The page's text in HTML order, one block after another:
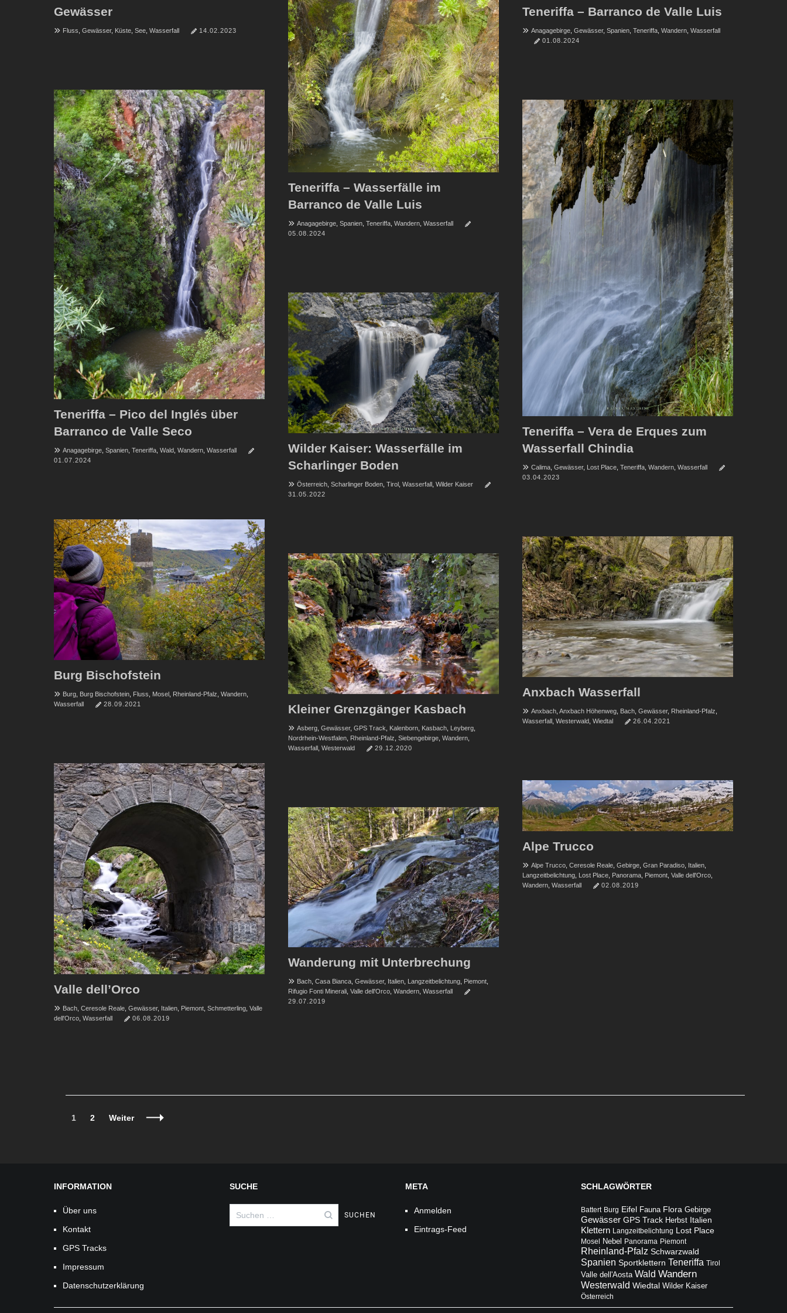
Gewässer
Fluss Gewässer, Küste See Wasserfall 14.02.2023
Teneriffa – Wasserfälle im
Barranco de Valle Luis
Anagagebirge, Spanien, Teneriffa, Wandern, Wasserfall
05.08.2024
Teneriffa – Barranco de Valle Luis
Anagagebirge, Gewässer, Spanien, Teneriffa, Wandern, Wasserfall
01.08.2024
Teneriffa – Pico del Inglés über
Barranco de Valle Seco
Anagagebirge, Spanien, Teneriffa, Wald, Wandern, Wasserfall
01.07.2024
Teneriffa – Vera de Erques zum
Wasserfall Chindia
Calima, Gewässer, Lost Place, Teneriffa, Wandern, Wasserfall
03.04.2023
Wilder Kaiser: Wasserfälle im
Scharlinger Boden
Österreich, Scharlinger Boden, Tirol, Wasserfall, Wilder Kaiser
31.05.2022
Burg Bischofstein
Burg, Burg Bischofstein, Fluss, Mosel , Rheinland-Pfalz, Wandern,
Wasserfall
28.09.2021
Anxbach Wasserfall
Anxbach, Anxbach Höhenweg, Bach, Gewässer, Rheinland-Pfalz
Wasserfall, Westerwald, Wiedtal 26.04.2021
Kleiner Grenzgänger Kasbach
Asberg, Gewässer, GPS Track Kalenborn, Kasbach, Leyberg,
Nordrhein-Westfalen, Rheinland-Pfalz Siebengebirge, Wandern,
Wasserfall, Westerwald 29.12.2020
Valle dell’Orco
Bach, Ceresole Reale, Gewässer, Italien, Piemont, Schmetterling, Valle
dell'Orco, Wasserfall 06.08.2019
Alpe Trucco
Alpe Trucco, Ceresole Reale, Gebirge, Gran Paradiso, Italien,
Langzeitbelichtung, Lost Place, Panorama, Piemont, Valle dell'Orco,
Wandern, Wasserfall 02.08.2019
Wanderung mit Unterbrechung
Bach, Casa Bianca, Gewässer, Italien, Langzeitbelichtung, Piemont,
Rifugio Fonti Minerali, Valle dell'Orco, Wandern, Wasserfall
29.07.2019
Beitragsnavigation
Seite
1 Seite
2 Weiter
INFORMATION
Über uns
Kontakt
GPS Tracks
Impressum
Datenschutzerklärung
SUCHE
nach:
META
Anmelden
Eintrags-Feed
SCHLAGWÖRTER
Battert Burg Eifel Fauna Flora Gebirge
Gewässer GPS Track Herbst Italien
Klettern Langzeitbelichtung Lost Place
Mosel Nebel Panorama Piemont
Rheinland-Pfalz Schwarzwald
Spanien Sportklettern Teneriffa Tirol
Valle dell'Aosta Wald Wandern
Westerwald Wiedtal Wilder Kaiser
Österreich